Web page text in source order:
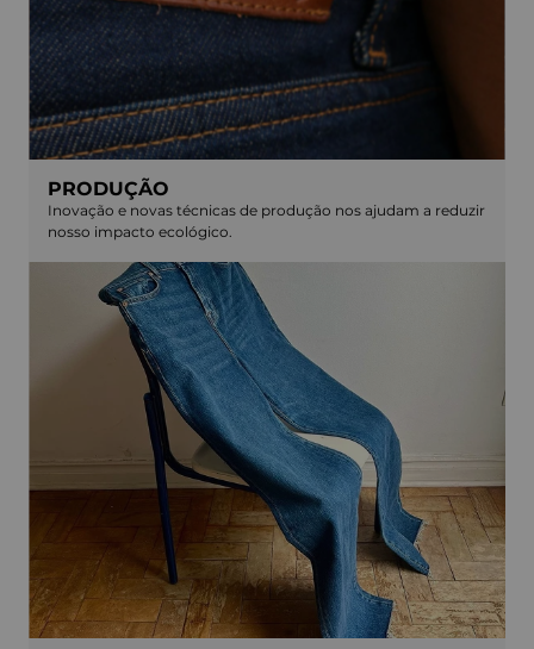
PRODUÇÃO
Inovação e novas técnicas de produção nos ajudam a reduzir
nosso impacto ecológico.